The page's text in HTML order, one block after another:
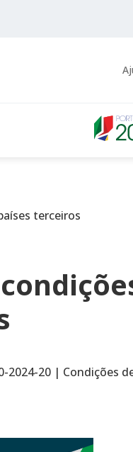
terceiros
20 | Condições